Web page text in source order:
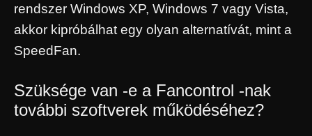
rendszer Windows XP, Windows 7 vagy Vista,
akkor kipróbálhat egy olyan alternatívát, mint a
SpeedFan.
Szüksége van -e a Fancontrol -nak
további szoftverek működéséhez?